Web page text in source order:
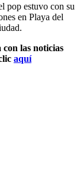
pop estuvo con su
en Playa del
con las noticias
aquí